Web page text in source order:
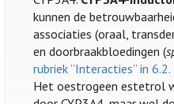
kunnen de
associaties (oraal,
en doorbraakbloedingen (
rubriek ”Interacties” in 6.2.
Het oestrogeen estetrol